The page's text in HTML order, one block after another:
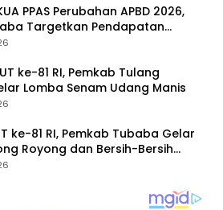
PPAS Perubahan APBD 2026,
Targetkan Pendapatan
Miliar
ke-81 RI, Pemkab Tulang
Lomba Senam Udang Manis
ke-81 RI, Pemkab Tubaba Gelar
Royong dan Bersih-Bersih